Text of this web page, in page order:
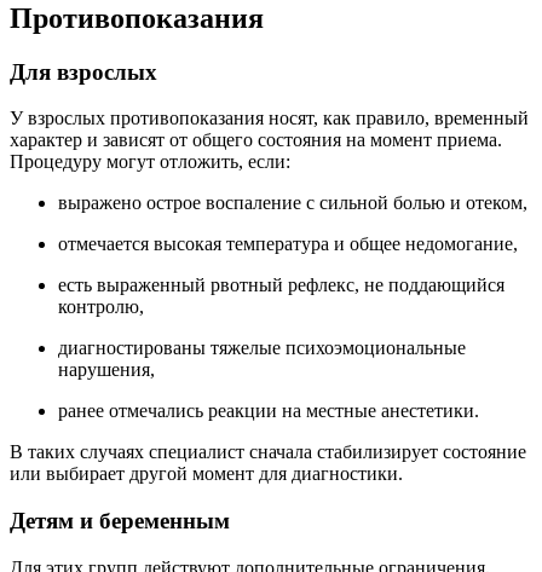
Противопоказания
Для взрослых
У взрослых противопоказания носят, как правило, временный
характер и зависят от общего состояния на момент приема.
Процедуру могут отложить, если:
выражено острое воспаление с сильной болью и отеком,
отмечается высокая температура и общее недомогание,
есть выраженный рвотный рефлекс, не поддающийся
контролю,
диагностированы тяжелые психоэмоциональные
нарушения,
ранее отмечались реакции на местные анестетики.
В таких случаях специалист сначала стабилизирует состояние
или выбирает другой момент для диагностики.
Детям и беременным
Для этих групп действуют дополнительные ограничения,